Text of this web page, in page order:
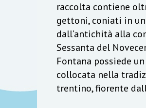
raccolta contiene
gettoni, coniati in
dall’antichità alla
Sessanta del
Fontana possiede
collocata nella
trentino, fiorente